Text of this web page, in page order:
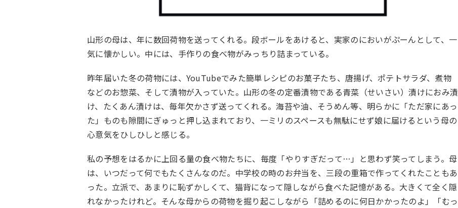
山形の母は、年に数回荷物を送ってくれる。段ボールをあけると、実家のにおいがぷーんとして、一
気に懐かしい。中には、手作りの食べ物がみっちり詰まっている。
昨年届いた冬の荷物には、YouTubeでみた簡単レシピのお菓子たち、唐揚げ、ポテトサラダ、煮物
などのお惣菜、そして漬物が入っていた。山形の冬の定番漬物である青菜（せいさい）漬けにおみ漬
け、たくあん漬けは、毎年欠かさず送ってくれる。海苔や油、そうめん等、明らかに「ただ家にあっ
た」ものも隙間にぎゅっと押し込まれており、一ミリのスペースも無駄にせず娘に届けるという母の
心意気をひしひしと感じる。
私の予想をはるかに上回る量の食べ物たちに、毎度「やりすぎだって…」と思わず笑ってしまう。母
は、いつだって何でもたくさんなのだ。中学校の時のお弁当を、三段の重箱で作ってくれたこともあ
った。立派で、あまりに恥ずかしくて、猫背になって隠しながら食べた記憶がある。大きくて全く隠
れなかったけれど。そんな母からの荷物を掘り起こしながら「詰めるのに何日かかったのよ」「むっ